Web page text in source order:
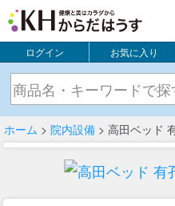
ログイン お気に入り
ホーム > 院内設備 > 高田ベッド